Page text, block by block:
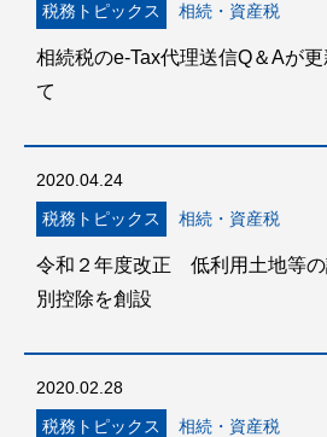
税務トピックス
相続・資産税
相続税のe-Tax代理送信Q＆Aが
て
2020.04.24
税務トピックス
相続・資産税
令和２年度改正 低利用土地等
別控除を創設
2020.02.28
税務トピックス
相続・資産税